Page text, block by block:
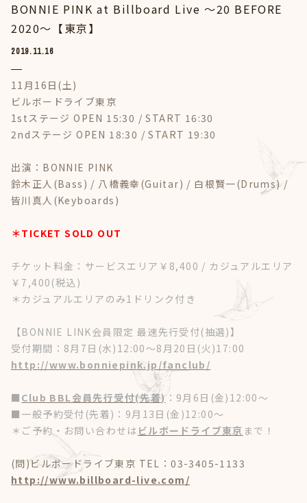
BONNIE PINK ​at Billboard Live ～20 BEFORE
2020～【東京】
2019.11.16
11月16日(土)
ビルボードライブ東京
1stステージ OPEN 15:30 / START 16:30
2ndステージ OPEN 18:30 / START 19:30
出演：BONNIE PINK
鈴木正人(Bass) / 八橋義幸(Guitar) / 白根賢一(Drums) /
皆川真人(Keyboards)
＊TICKET SOLD OUT
チケット料金：サービスエリア￥8,400 / カジュアルエリア
￥7,400(税込)
＊カジュアルエリアのみ1ドリンク付き
【BONNIE LINK会員限定 最速先行受付(抽選)】
受付期間：8月7日(水)12:00～8月20日(火)17:00
http://www.bonniepink.jp/fanclub/
■ Club BBL会員先行受付(先着)：9月6日(金)12:00～
■一般予約受付(先着)：9月13日(金)12:00～
＊ご予約・お問い合わせは ビルボードライブ東京 まで！
(問)ビルボードライブ東京 TEL：03-3405-1133
http://www.billboard-live.com/